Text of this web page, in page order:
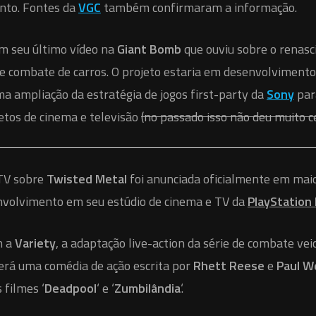
Fontes daVGC também confirmaram a informação.
seu último vídeo naGiant Bombque ouviu sobre o
combate de carros. O projeto estaria em
ampliação da estratégia de jogos first-party daSony
de cinema e televisão(no passado isso não deu muito
sobre Twisted Metal foi anunciada oficialmente em
em seu estúdio de cinema e TV da
aVariety, a adaptação live-action da série de combate
uma comédia de ação escrita porRhett Reesee Paul
‘Deadpool‘ e ‘Zumbilândia‘.